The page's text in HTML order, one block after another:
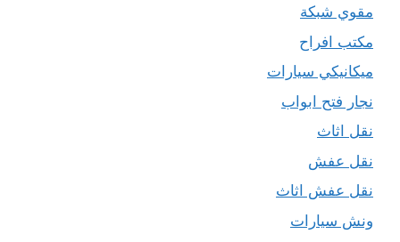
مقوي شبكة
مكتب افراح
ميكانيكي سيارات
نجار فتح ابواب
نقل اثاث
نقل عفش
نقل عفش اثاث
ونش سيارات